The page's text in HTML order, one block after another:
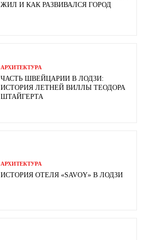
ЖИЛ И КАК РАЗВИВАЛСЯ ГОРОД
АРХИТЕКТУРА
ЧАСТЬ ШВЕЙЦАРИИ В ЛОДЗИ:
ИСТОРИЯ ЛЕТНЕЙ ВИЛЛЫ ТЕОДОРА
ШТАЙГЕРТА
АРХИТЕКТУРА
ИСТОРИЯ ОТЕЛЯ «SAVOY» В ЛОДЗИ